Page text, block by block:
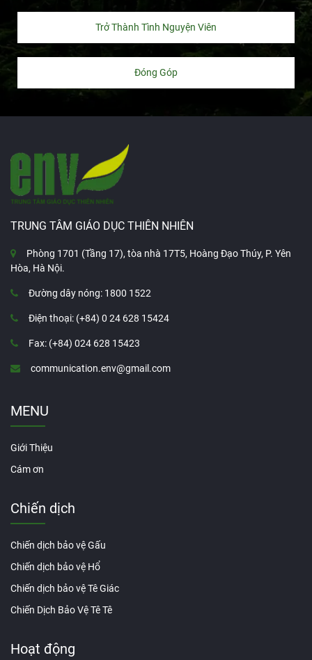
Trở Thành Tình Nguyện Viên
Đóng Góp
TRUNG TÂM GIÁO DỤC THIÊN NHIÊN
Phòng 1701 (Tầng 17), tòa nhà 17T5, Hoàng Đạo Thúy, P. Yên
Hòa, Hà Nội.
Đường dây nóng: 1800 1522
Điện thoại: (+84) 0 24 628 15424
Fax: (+84) 024 628 15423
communication.env@gmail.com
MENU
Giới Thiệu
Cám ơn
Chiến dịch
Chiến dịch bảo vệ Gấu
Chiến dịch bảo vệ Hổ
Chiến dịch bảo vệ Tê Giác
Chiến Dịch Bảo Vệ Tê Tê
Hoạt động